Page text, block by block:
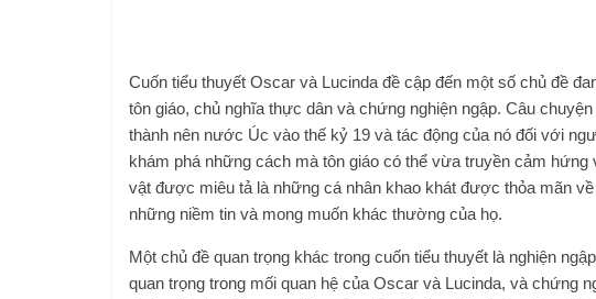
Cuốn tiểu thuyết Oscar và Lucinda đề cập đến một số chủ đề
tôn giáo, chủ nghĩa thực dân và chứng nghiện ngập. Câu
thành nên nước Úc vào thế kỷ 19 và tác động của nó đối với
khám phá những cách mà tôn giáo có thể vừa truyền cảm
vật được miêu tả là những cá nhân khao khát được thỏa mãn
những niềm tin và mong muốn khác thường của họ.
Một chủ đề quan trọng khác trong cuốn tiểu thuyết là nghiện
quan trọng trong mối quan hệ của Oscar và Lucinda, và chứng